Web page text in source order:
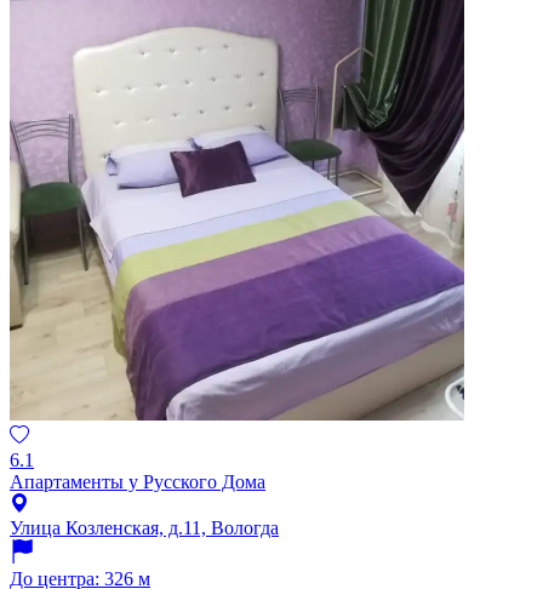
6.1
Апартаменты у Русского Дома
Улица Козленская, д.11, Вологда
До центра: 326 м